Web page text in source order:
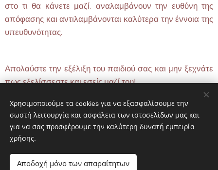
στο τι θα κάνετε μαζί, αναλαμβάνουν την ευθύνη της
απόφασης και αντιλαμβάνονται καλύτερα την έννοια της
υπευθυνότητας.
Απολαύστε την εξέλιξη του παιδιού σας και μην ξεχνάτε
πως εξελίσσεστε και εσείς μαζί του!
Share
Χρησιμοποιούμε τα cookies για να εξασφαλίσουμε την
σωστή λειτουργία και ασφάλεια των ιστοσελίδων μας και
για να σας προσφέρουμε την καλύτερη δυνατή εμπειρία
χρήσης.
Αποδοχή μόνο των απαραίτητων